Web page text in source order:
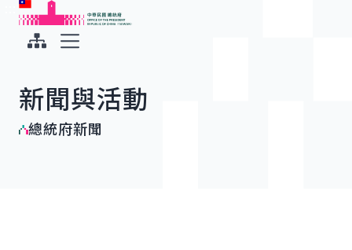
跳到主要內容
中華民國總統府
新聞與活動
總統府新聞